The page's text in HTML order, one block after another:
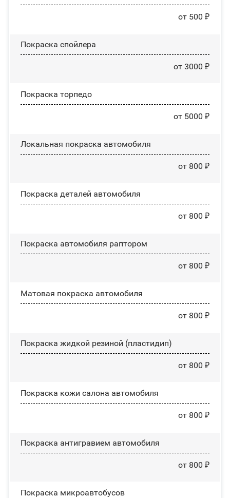
от 500 ₽
Покраска спойлера
от 3000 ₽
Покраска торпедо
от 5000 ₽
Локальная покраска автомобиля
от 800 ₽
Покраска деталей автомобиля
от 800 ₽
Покраска автомобиля раптором
от 800 ₽
Матовая покраска автомобиля
от 800 ₽
Покраска жидкой резиной (пластидип)
от 800 ₽
Покраска кожи салона автомобиля
от 800 ₽
Покраска антигравием автомобиля
от 800 ₽
Покраска микроавтобусов